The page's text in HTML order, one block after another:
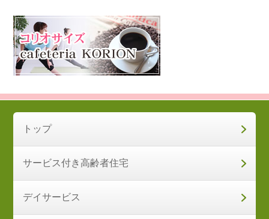
トップ
サービス付き高齢者住宅
デイサービス